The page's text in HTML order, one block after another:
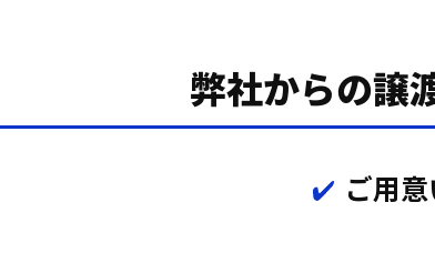
弊社からの譲
ご用